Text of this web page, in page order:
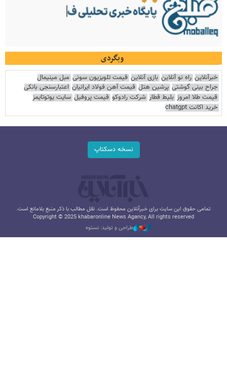
وبگردی
خبرآنلاین راه نو آنلاین بازی آنلاین قیمت تلویزیون سونی مبل مینیمال
جراح بینی گوشتی پرشین هتل قیمت آهن فولاد ایرانیان اعتبارسنجی بانکی
قیمت طلا امروز بلیط قطار شرکت رادوکو قیمت پروفیل سایت یوتوتایمز
خرید اکانت chatgpt
نسخه دسکتاپ
تمامی حقوق این سایت برای خبرآنلاین محفوظ است. نقل مطالب با ذکر منبع بلامانع است.
Copyright © 2025 khabaronline News Agancy, All rights reserved
طراحی و تولید: نستوه